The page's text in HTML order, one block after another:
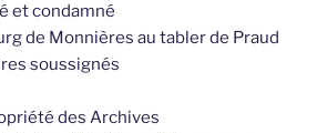
et condamné
de Monnières au tabler de Praud
soussignés
des Archives